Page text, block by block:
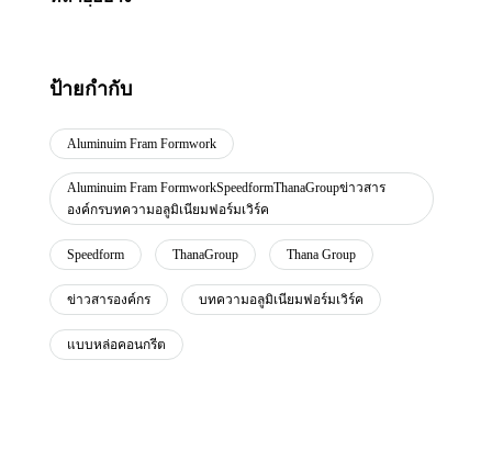
ป้ายกำกับ
Aluminuim Fram Formwork
Aluminuim Fram FormworkSpeedformThanaGroupข่าวสาร
องค์กรบทความอลูมิเนียมฟอร์มเวิร์ค
Speedform ThanaGroup Thana Group
ข่าวสารองค์กร บทความอลูมิเนียมฟอร์มเวิร์ค
แบบหล่อคอนกรีต